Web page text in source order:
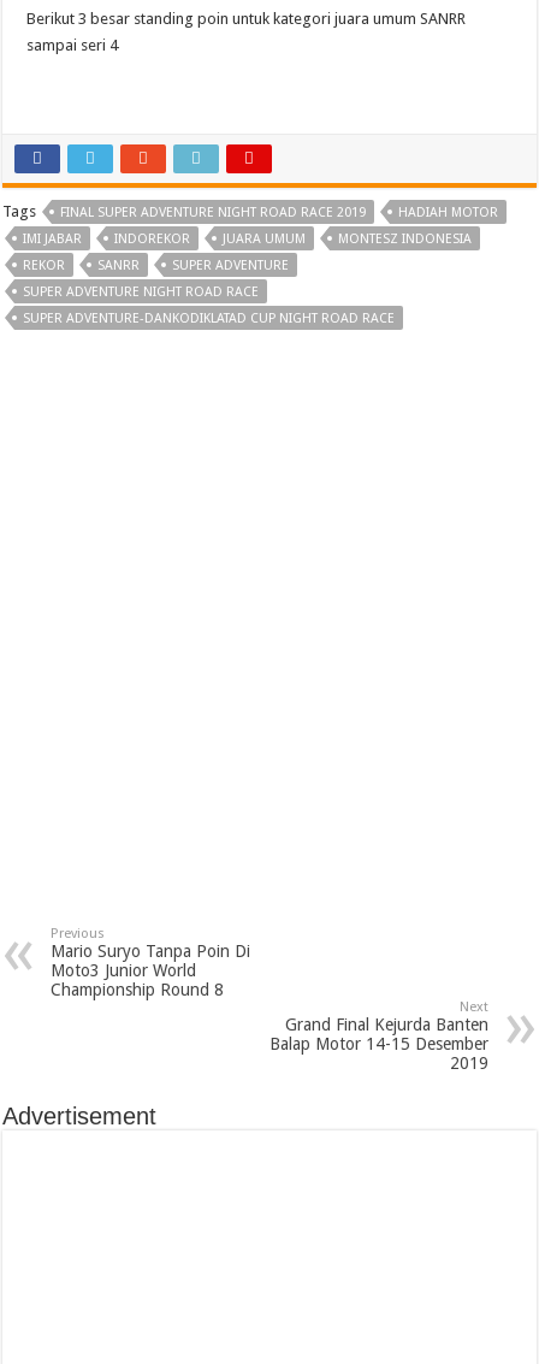
Berikut 3 besar standing poin untuk kategori juara umum SANRR
sampai seri 4
Tags FINAL SUPER ADVENTURE NIGHT ROAD RACE 2019
HADIAH MOTOR
IMI JABAR
INDOREKOR JUARA UMUM
MONTESZ INDONESIA
REKOR
SANRR
SUPER ADVENTURE
SUPER ADVENTURE NIGHT ROAD RACE
SUPER ADVENTURE-DANKODIKLATAD CUP NIGHT ROAD RACE
Previous
Mario Suryo Tanpa Poin Di
Moto3 Junior World
Championship Round 8
Next
Grand Final Kejurda Banten
Balap Motor 14-15 Desember
2019
Advertisement